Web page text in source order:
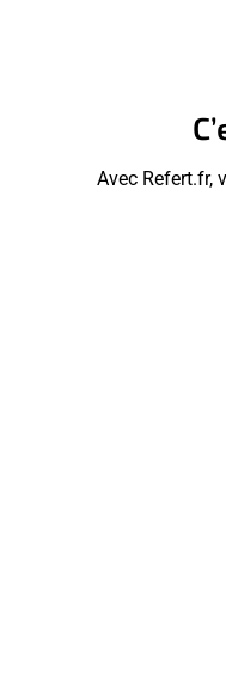
Avec Refert.fr,